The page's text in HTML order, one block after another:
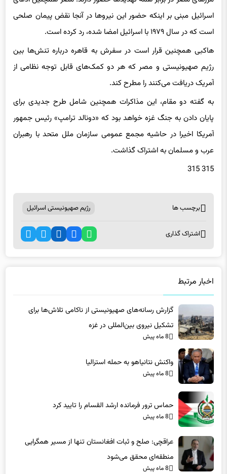
اسرائیل مبنی بر اینکه حضور این نیروها در آنجا نقض پیمان صلحی
است که در سال ۱۹۷۹ با اسرائیل امضا شده، رد کرده است.
هاکبی همچنین قرار است در سفرش به قاهره درباره تنش‌ها بین
رژیم صهیونیستی و مصر که هر دو کمک‌های قابل توجه نظامی از
آمریک دریافت می‌کنند را مطرح کند.
به گفته دو مقام، این مذاکرات همچنین شامل طرح جدیدی برای
پایان دادن به جنگ غزه خواهد بود که «دونالد ترامپ» رئیس جمهور
آمریکا اخیرا در حاشیه مجمع عمومی سازمان ملل متحد با رهبران
عرب و مسلمان به اشتراک گذاشت.
315 315
برچسب ها رژیم صهیونیستی اسرائیل
اشتراک گذاری
اخبار مرتبط
گزارش رسانه‌های صهیونیستی از ناکامی تلاش‌ها برای
تشکیل نیروی بین‌المللی در غزه
8 ماه پیش
واکنش نتانیاهو به حمله استرالیا
8 ماه پیش
حماس ترور فرمانده ارشد القسام را تایید کرد
8 ماه پیش
عراقچی: صلح و ثبات افغانستان تنها از مسیر همگرایی
منطقه‌ای محقق می‌شود
8 ماه پیش